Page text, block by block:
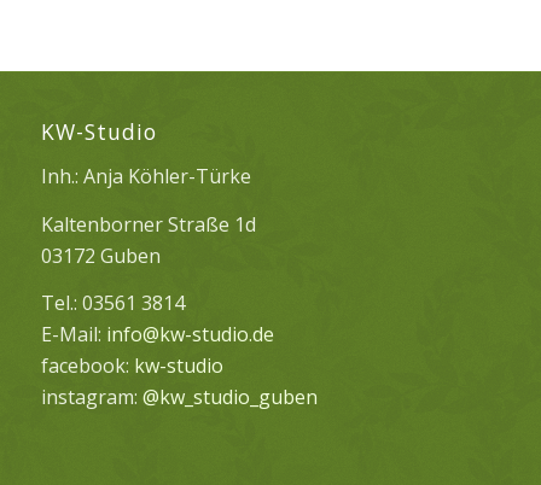
KW-Studio
Inh.: Anja Köhler-Türke
Kaltenborner Straße 1d
03172 Guben
Tel.: 03561 3814
E-Mail: info@kw-studio.de
facebook: kw-studio
instagram: @kw_studio_guben